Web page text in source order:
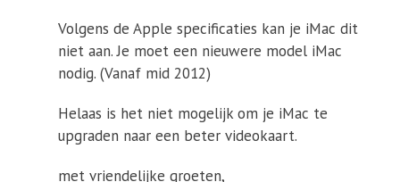
Volgens de Apple specificaties kan je iMac dit
niet aan. Je moet een nieuwere model iMac
nodig. (Vanaf mid 2012)
Helaas is het niet mogelijk om je iMac te
upgraden naar een beter videokaart.
met vriendelijke groeten,